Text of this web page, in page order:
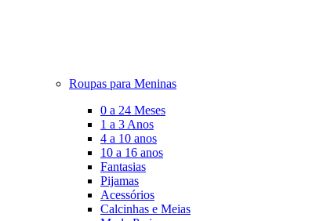
Roupas para Meninas
0 a 24 Meses
1 a 3 Anos
4 a 10 anos
10 a 16 anos
Fantasias
Pijamas
Acessórios
Calcinhas e Meias